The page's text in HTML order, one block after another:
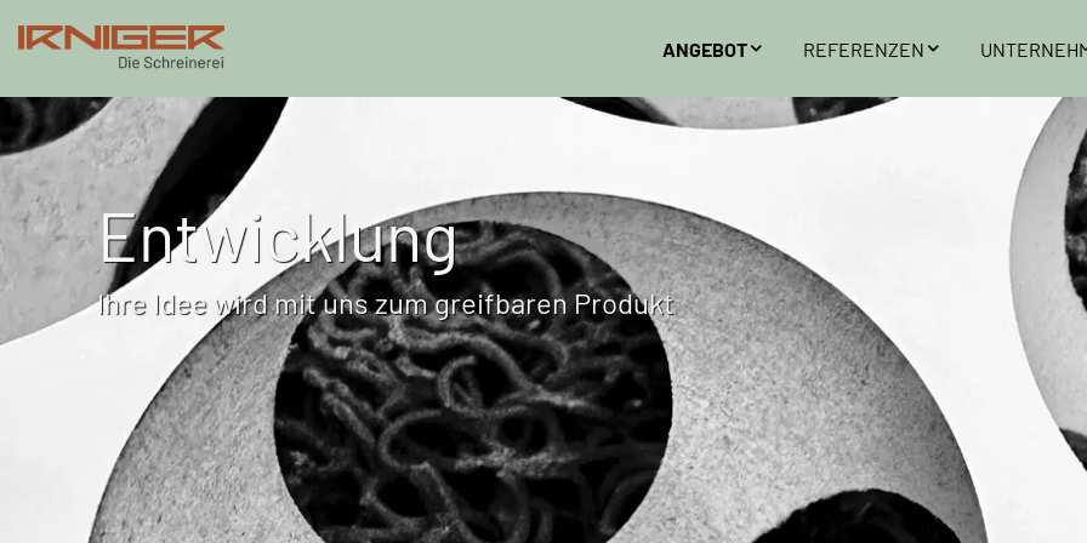
ANGEBOT
REFERENZEN
Entwicklung
Ihre Idee wird mit uns zum greifbaren Produkt